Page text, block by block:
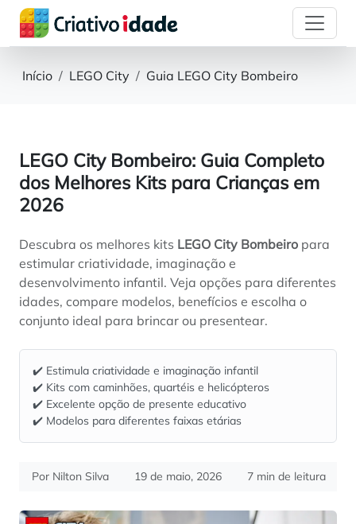
Início LEGO City Guia LEGO City Bombeiro
LEGO City Bombeiro: Guia Completo
dos Melhores Kits para Crianças em
2026
Descubra os melhores kits LEGO City Bombeiro para
estimular criatividade, imaginação e
desenvolvimento infantil. Veja opções para diferentes
idades, compare modelos, benefícios e escolha o
conjunto ideal para brincar ou presentear.
✔️ Estimula criatividade e imaginação infantil
✔️ Kits com caminhões, quartéis e helicópteros
✔️ Excelente opção de presente educativo
✔️ Modelos para diferentes faixas etárias
Por Nilton Silva 19 de maio, 2026 7 min de leitura